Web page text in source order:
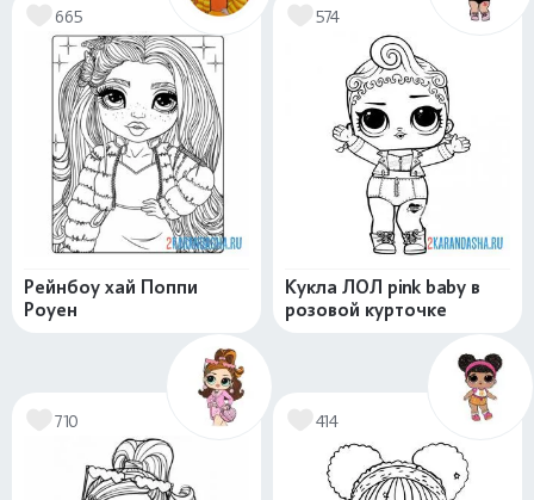
665
Рейнбоу хай Поппи
Роуен
574
Кукла ЛОЛ pink baby в
розовой курточке
710 414